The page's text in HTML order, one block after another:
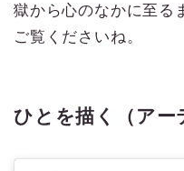
獄から心のなかに至る
ご覧くださいね。
ひとを描く（アー